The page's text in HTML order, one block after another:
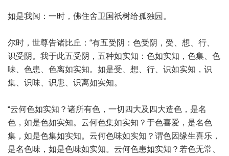
如是我闻：一时，佛住舍卫国祇树给孤独园。
尔时，世尊告诸比丘：“有五受阴：色受阴，受、想、行、
识受阴。我于此五受阴，五种如实知：色如实知，色集、色
味、色患、色离如实知。如是受、想、行、识如实知，识
集、识味、识患、识离如实知。
“云何色如实知？诸所有色，一切四大及四大造色，是名
色，如是色如实知。云何色集如实知？于色喜爱，是名色
集，如是色集如实知。云何色味如实知？谓色因缘生喜乐，
是名色味，如是色味如实知。云何色患如实知？若色无常、